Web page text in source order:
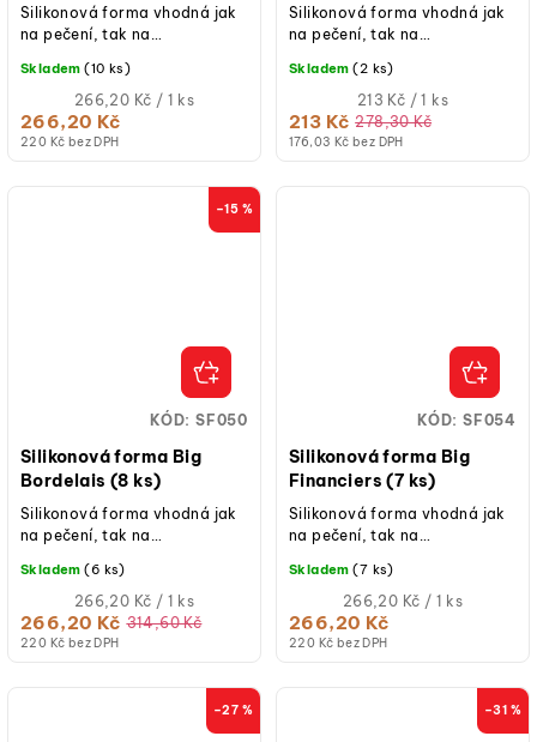
220 Kč bez DPH
266,20 Kč
Měrná
cena:
266,20 Kč / 1 ks
Skladem (10 ks)
Silikonová forma vhodná jak
na pečení, tak na
176,03 Kč bez DPH
213 Kč 278,30 Kč
Měrná
cena:
213 Kč / 1 ks
Skladem (2 ks)
Silikonová forma vhodná jak
na pečení, tak na
–15 %
Silikonová forma Big
Bordelais (8 ks)
220 Kč bez DPH
266,20 Kč 314,60 Kč
Měrná
cena:
266,20 Kč / 1 ks
Skladem (6 ks)
Silikonová forma vhodná jak
na pečení, tak na
KÓD: SF050
Silikonová forma Big
Financiers (7 ks)
220 Kč bez DPH
266,20 Kč
Měrná
cena:
266,20 Kč / 1 ks
Skladem (7 ks)
Silikonová forma vhodná jak
na pečení, tak na
KÓD: SF054
–27 % –31 %